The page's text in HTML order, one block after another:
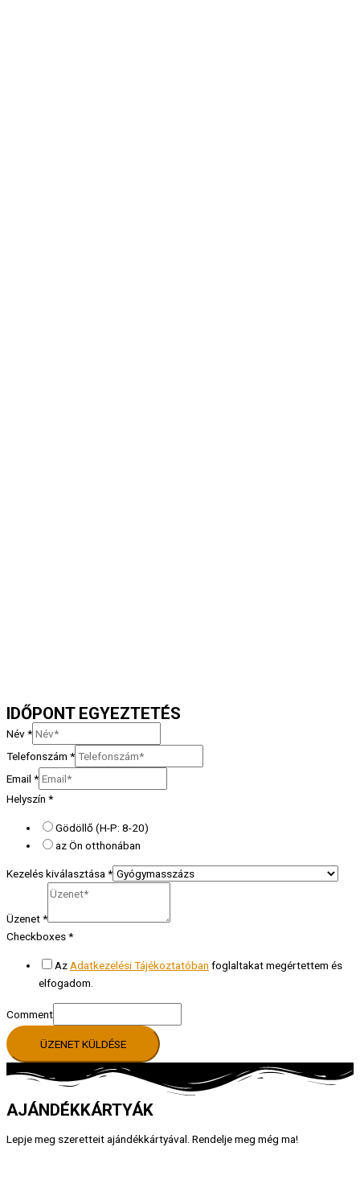
IDŐPONT EGYEZTETÉS
Név*
Telefonszám *
Email *
Helyszín *
Gödöllő (H-P: 8-20)
az Ön otthonában
Kezelés kiválasztása*
Üzenet*
Checkboxes*
Az Adatkezelési Tájékoztatóban foglaltakat megértettem és
elfogadom.
Comment
ÜZENET KÜLDÉSE
AJÁNDÉKKÁRTYÁK
Lepje meg szeretteit ajándékkártyával. Rendelje meg még ma!